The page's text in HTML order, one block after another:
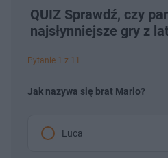
QUIZ Sprawdź, czy
najsłynniejsze gry z
Pytanie 1 z 11
Jak nazywa się brat Mario?
Luca